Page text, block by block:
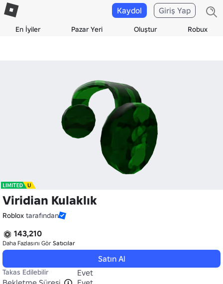
En İyiler Pazar Yeri Oluştur Robux
Kaydol Giriş Yap
Viridian Kulaklık
Roblox tarafından
143,210
Daha Fazlasını Gör Satıcılar
Satın Al
Takas Edilebilir
Evet